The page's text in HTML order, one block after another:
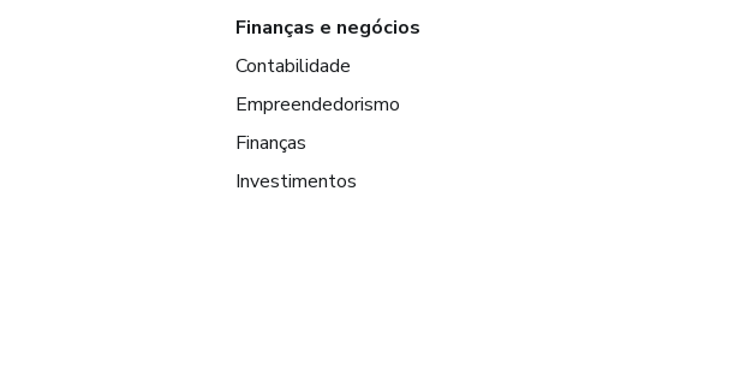
Finanças e negócios
Contabilidade
Empreendedorismo
Finanças
Investimentos